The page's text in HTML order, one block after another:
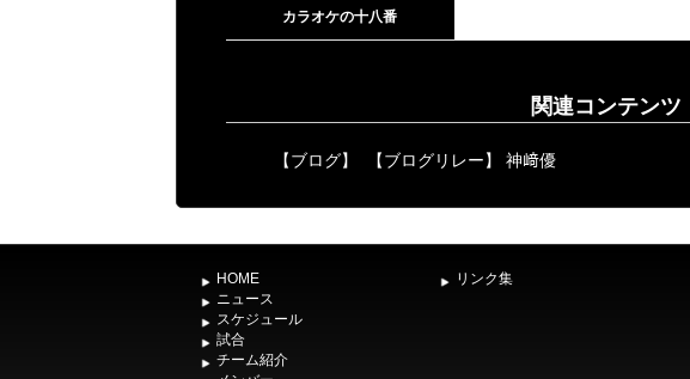
カラオケの十八番
関連コンテンツ
【ブログ】 【ブログリレー】 神﨑優
HOME
ニュース
スケジュール
試合
チーム紹介
リンク集